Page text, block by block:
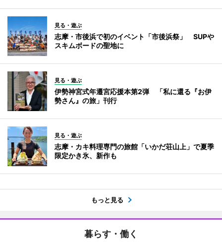
見る・遊ぶ
志摩・市後浜で初のイベント「市後浜祭」 SUPや
スキムボードの聖地に
見る・遊ぶ
伊勢神宮式年遷宮応援本第2弾 「私に還る『お伊
勢さん』の旅」刊行
見る・遊ぶ
志摩・カキ料理専門の旅館「いかだ荘山上」で夏季
限定かき氷、新作も
もっと見る
暮らす・働く